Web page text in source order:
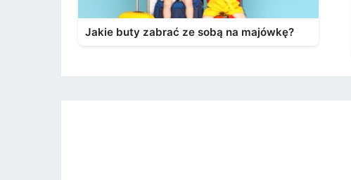
Jakie buty zabrać ze sobą na majówkę?